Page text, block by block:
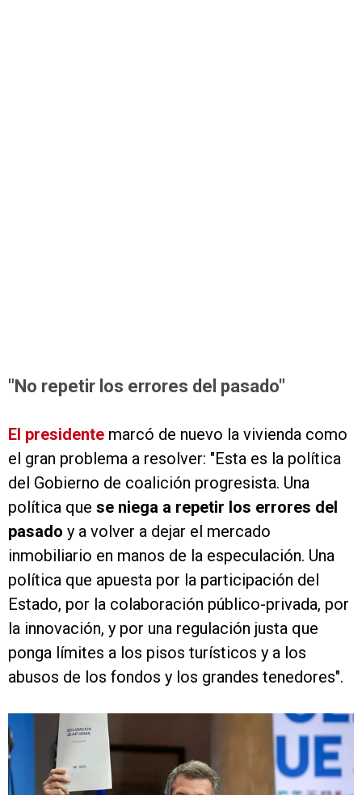
"No repetir los errores del pasado"
El presidente marcó de nuevo la vivienda como
el gran problema a resolver: "Esta es la política
del Gobierno de coalición progresista. Una
política que se niega a repetir los errores del
pasado y a volver a dejar el mercado
inmobiliario en manos de la especulación. Una
política que apuesta por la participación del
Estado, por la colaboración público-privada, por
la innovación, y por una regulación justa que
ponga límites a los pisos turísticos y a los
abusos de los fondos y los grandes tenedores".